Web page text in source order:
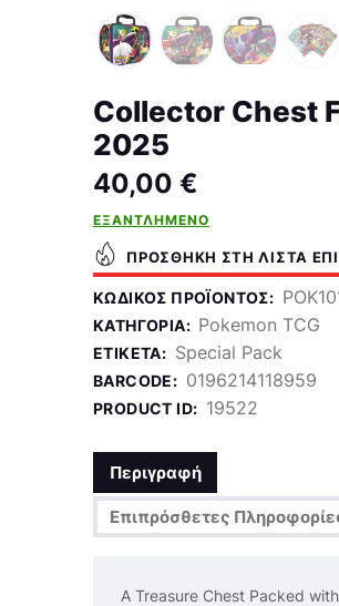
Collector Chest
2025
40,00 €
ΕΞΑΝΤΛΗΜΈΝΟ
ΠΡΟΣΘΉΚΗ ΣΤΗ ΛΊΣΤΑ
ΚΩΔΙΚΌΣ ΠΡΟΪΌΝΤΟΣ:
ΚΑΤΗΓΟΡΊΑ: Pokemon TCG
ΕΤΙΚΈΤΑ: Special Pack
BARCODE: 0196214118959
PRODUCT ID: 19522
Περιγραφή
Επιπρόσθετες
A Treasure Chest Packed with